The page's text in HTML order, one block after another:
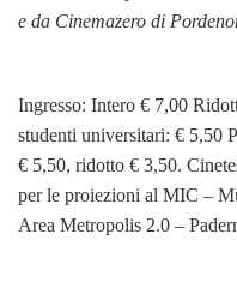
e da Cinemazero di
Ingresso: Intero € 7,00
studenti universitari: € 5,50
€ 5,50, ridotto € 3,50.
per le proiezioni al MIC –
Area Metropolis 2.0 –